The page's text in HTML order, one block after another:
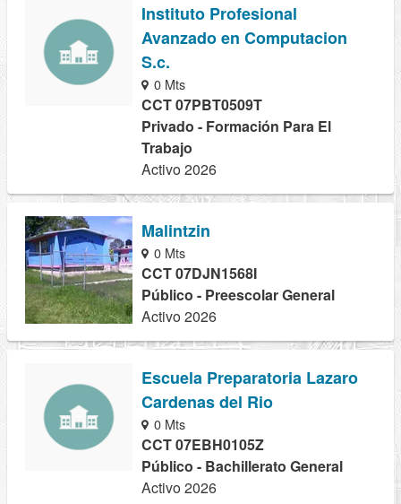
Instituto Profesional
Avanzado en Computacion
S.c.
0 Mts
CCT 07PBT0509T
Privado - Formación Para El
Trabajo
Activo 2026
Malintzin
0 Mts
CCT 07DJN1568I
Público - Preescolar General
Activo 2026
Escuela Preparatoria Lazaro
Cardenas del Rio
0 Mts
CCT 07EBH0105Z
Público - Bachillerato General
Activo 2026